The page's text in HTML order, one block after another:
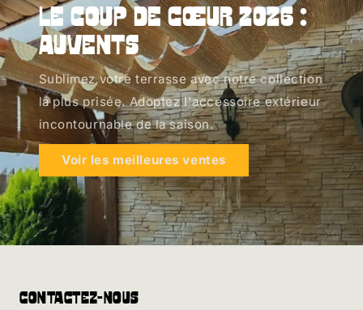
Le coup de cœur 2026 :
Auvents
Sublimez votre terrasse avec notre collection
la plus prisée. Adoptez l'accessoire extérieur
incontournable de la saison.
Voir les meilleures ventes
Contactez-nous